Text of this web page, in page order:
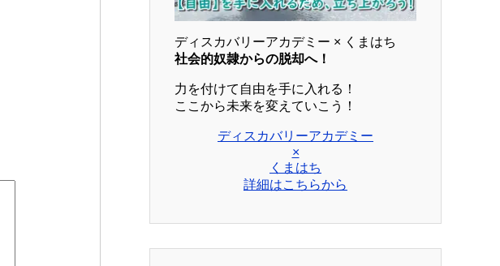
ディスカバリーアカデミー × くまはち
社会的奴隷からの脱却へ！
力を付けて自由を手に入れる！
ここから未来を変えていこう！
ディスカバリーアカデミー
×
くまはち
詳細はこちらから